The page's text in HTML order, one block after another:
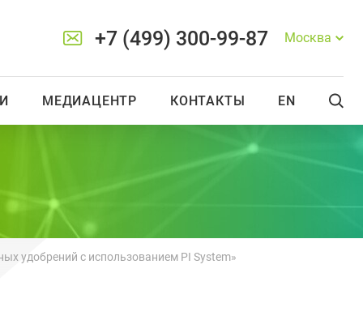
+7 (499) 300-99-87 Москва
МЕДИАЦЕНТР КОНТАКТЫ EN
удобрений с использованием PI System»